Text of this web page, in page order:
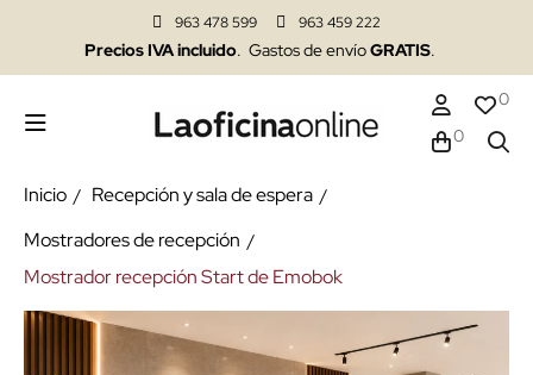
963 478 599 963 459 222
Precios IVA incluido. Gastos de envíoGRATIS.
0
0
Inicio
Recepción y sala de espera
Mostradores de recepción
Mostrador recepción Start de Emobok